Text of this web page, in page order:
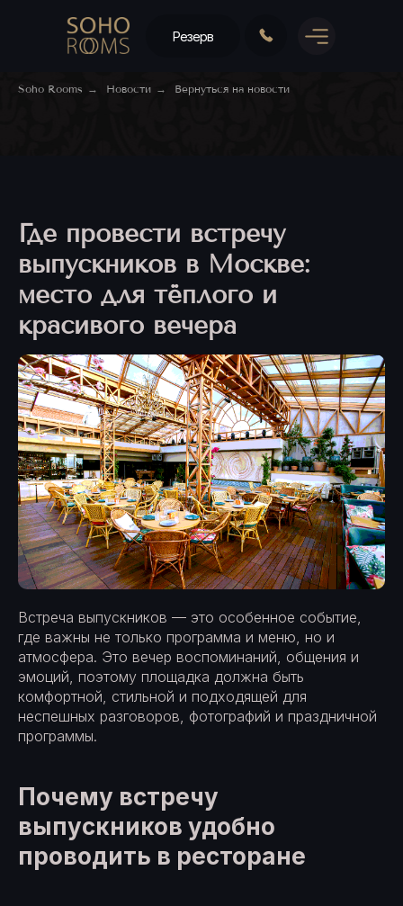
Резерв
Soho Rooms → Новости → Вернуться на новости
Где провести встречу
выпускников в Москве:
место для тёплого и
красивого вечера
Встреча выпускников — это особенное событие,
где важны не только программа и меню, но и
атмосфера. Это вечер воспоминаний, общения и
эмоций, поэтому площадка должна быть
комфортной, стильной и подходящей для
неспешных разговоров, фотографий и праздничной
программы.
Почему встречу
выпускников удобно
проводить в ресторане